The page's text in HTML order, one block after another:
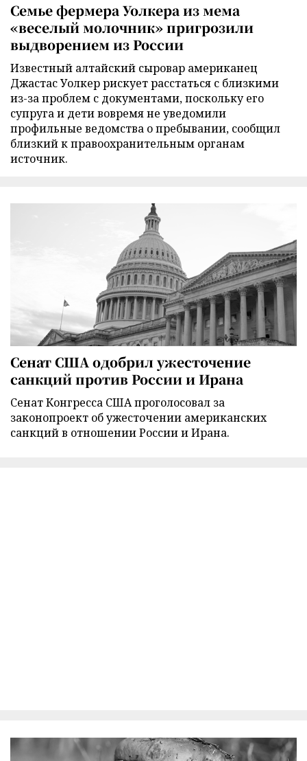
Семье фермера Уолкера из мема
«веселый молочник» пригрозили
выдворением из России
Известный алтайский сыровар американец
Джастас Уолкер рискует расстаться с близкими
из-за проблем с документами, поскольку его
супруга и дети вовремя не уведомили
профильные ведомства о пребывании, сообщил
близкий к правоохранительным органам
источник.
Сенат США одобрил ужесточение
санкций против России и Ирана
Сенат Конгресса США проголосовал за
законопроект об ужесточении американских
санкций в отношении России и Ирана.